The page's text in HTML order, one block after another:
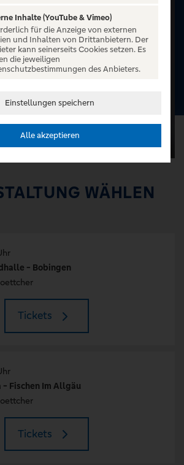
WÄHLEN
- Bobingen
Tickets
- Fischen Im Allgäu
Tickets
Inhalte (YouTube & Vimeo)
für die Anzeige von externen
und Inhalten von Drittanbietern. Der
kann seinerseits Cookies setzen. Es
die jeweiligen
des Anbieters.
Einstellungen speichern
Alle akzeptieren